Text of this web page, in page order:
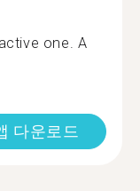
one. A
다운로드